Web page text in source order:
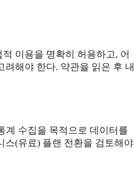
이용을 명확히 허용하고, 어
해야 한다. 약관을 읽은 후 내
계 수집을 목적으로 데이터를
스(유료) 플랜 전환을 검토해야